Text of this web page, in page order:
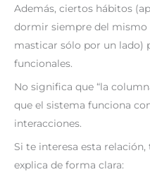
Además, ciertos hábitos
dormir siempre del mismo
masticar sólo por un lado)
funcionales.
No significa que “la
que el sistema funciona
interacciones.
Si te interesa esta
explica de forma clara: